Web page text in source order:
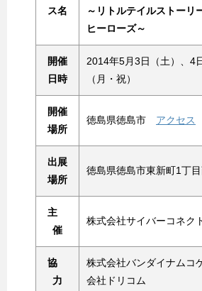
ス名
～リトルテイルストーリ
ヒーローズ～
開催
日時
2014年5月3日（土）、4
（月・祝）
開催
場所
徳島県徳島市 アクセス
出展
場所
徳島県徳島市東新町1丁
主
催
株式会社サイバーコネク
協
力
株式会社バンダイナムコ
会社ドリコム